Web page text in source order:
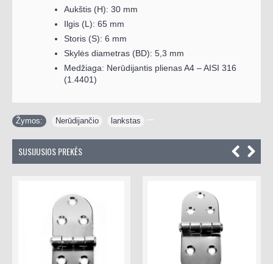
Aukštis (H): 30 mm
Ilgis (L): 65 mm
Storis (S): 6 mm
Skylės diametras (BD): 5,3 mm
Medžiaga: Nerūdijantis plienas A4 – AISI 316
(1.4401)
Žymos: Nerūdijančio lankstas
SUSIJUSIOS PREKĖS